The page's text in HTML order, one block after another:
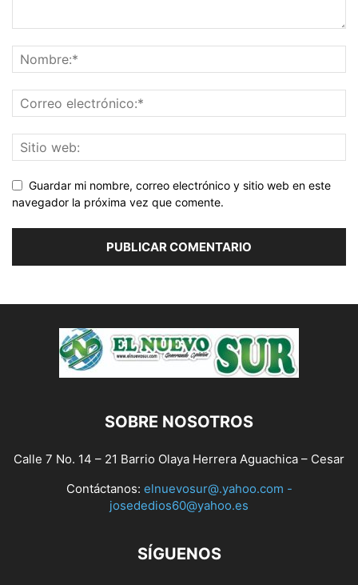
Guardar mi nombre, correo electrónico y sitio web en este
navegador la próxima vez que comente.
SOBRE NOSOTROS
Calle 7 No. 14 – 21 Barrio Olaya Herrera Aguachica – Cesar
Contáctanos: elnuevosur@.yahoo.com -
josededios60@yahoo.es
SÍGUENOS